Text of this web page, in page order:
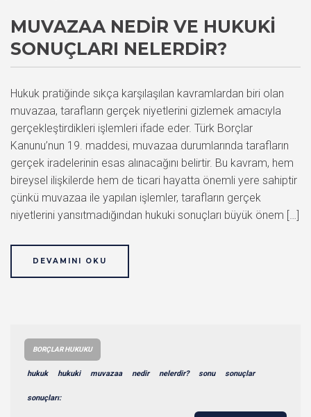
MUVAZAA NEDIR VE HUKUKI
SONUÇLARI NELERDIR?
Hukuk pratiğinde sıkça karşılaşılan kavramlardan biri olan
muvazaa, tarafların gerçek niyetlerini gizlemek amacıyla
gerçekleştirdikleri işlemleri ifade eder. Türk Borçlar
Kanunu’nun 19. maddesi, muvazaa durumlarında tarafların
gerçek iradelerinin esas alınacağını belirtir. Bu kavram, hem
bireysel ilişkilerde hem de ticari hayatta önemli yere sahiptir
çünkü muvazaa ile yapılan işlemler, tarafların gerçek
niyetlerini yansıtmadığından hukuki sonuçları büyük önem […]
DEVAMINI OKU
BORÇLAR HUKUKU
hukuk hukuki muvazaa nedir nelerdir? sonu sonuçlar
sonuçları: